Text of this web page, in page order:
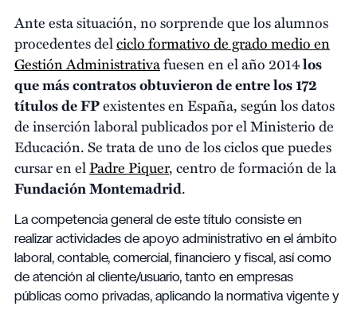
Ante esta situación, no sorprende que los alumnos
procedentes delciclo formativo de grado medio en
Gestión Administrativafuesen en el año 2014los
que más contratos obtuvieronde entre los 172
títulos de FPexistentes en España, según los datos
de inserción laboral publicados por el Ministerio de
Educación. Se trata de uno de los ciclos que puedes
cursar en elPadre Piquer, centro de formación de la
Fundación Montemadrid.
La competencia general de este título consiste en
realizar actividades de apoyo administrativo en el ámbito
laboral, contable, comercial, financiero y fiscal, así como
de atención al cliente/usuario, tanto en empresas
públicas como privadas, aplicando la normativa vigente y